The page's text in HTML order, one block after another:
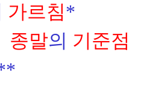
가르침*
종말의 기준점